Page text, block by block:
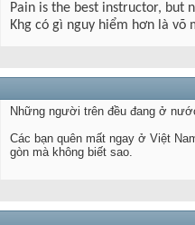
Pain is the best instructor, but
Khg có gì nguy hiểm hơn là võ
Những người trên đều đang ở
Các bạn quên mất ngay ở Việt
gòn mà không biết sao.